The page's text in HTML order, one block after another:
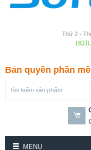
Thứ 2 -
Bản quyền phần
MENU